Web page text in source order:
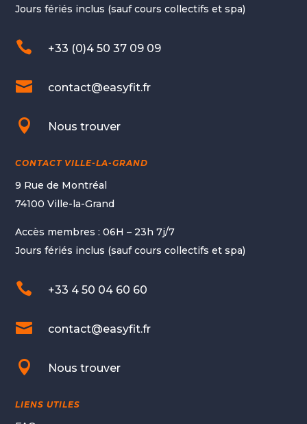
Jours fériés inclus (sauf cours collectifs et spa)
 +33 (0)4 50 37 09 09
 contact@easyfit.fr
 Nous trouver
CONTACT VILLE-LA-GRAND
9 Rue de Montréal
74100 Ville-la-Grand
Accès membres : 06H – 23h 7j/7
Jours fériés inclus (sauf cours collectifs et spa)
 +33 4 50 04 60 60
 contact@easyfit.fr
 Nous trouver
LIENS UTILES